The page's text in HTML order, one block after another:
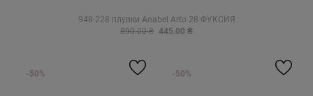
948-228 плувки Anabel Arto 28 ФУКСИЯ
890.00 ₴ 445.00 ₴
-50% -50%